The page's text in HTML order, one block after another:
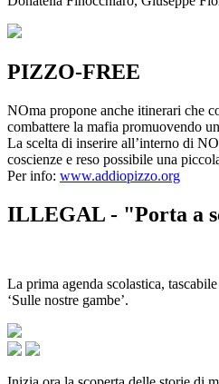
PIZZO-FREE
NOma propone anche itinerari che
combattere la mafia promuovendo
La scelta di inserire all’interno di
coscienze e reso possibile una
Per info: www.addiopizzo.org
ILLEGAL - "Porta a
La prima agenda scolastica,
‘Sulle nostre gambe’.